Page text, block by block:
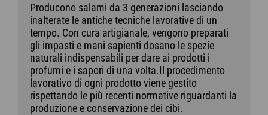
Producono salami da 3 generazioni lasciando
inalterate le antiche tecniche lavorative di un
tempo. Con cura artigianale, vengono preparati
gli impasti e mani sapienti dosano le spezie
naturali indispensabili per dare ai prodotti i
profumi e i sapori di una volta.Il procedimento
lavorativo di ogni prodotto viene gestito
rispettando le più recenti normative riguardanti la
produzione e conservazione dei cibi.